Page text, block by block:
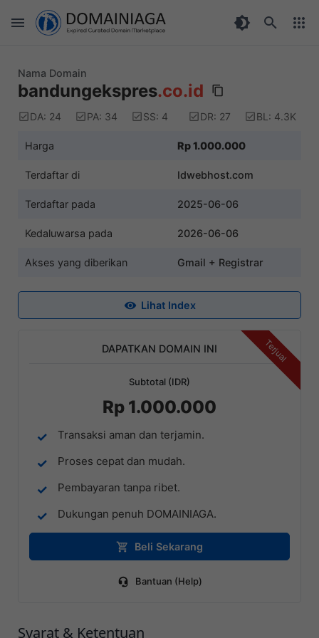
Nama Domain
bandungekspres.co.id
DA: 24 PA: 34 SS: 4 DR: 27 BL: 4.3K
Harga Rp 1.000.000
Terdaftar di Idwebhost.com
Terdaftar pada 2025-06-06
Kedaluwarsa pada 2026-06-06
Akses yang diberikan Gmail + Registrar
Lihat Index
Terjual
DAPATKAN DOMAIN INI
Subtotal (IDR)
Rp 1.000.000
Transaksi aman dan terjamin.
Proses cepat dan mudah.
Pembayaran tanpa ribet.
Dukungan penuh DOMAINIAGA.
Beli Sekarang
Bantuan (Help)
Syarat & Ketentuan